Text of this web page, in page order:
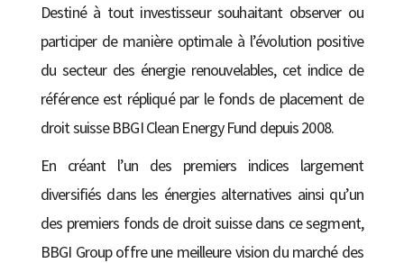
Destiné à tout investisseur souhaitant observer ou
participer de manière optimale à l’évolution positive
du secteur des énergie renouvelables, cet indice de
référence est répliqué par le fonds de placement de
droit suisse BBGI Clean Energy Fund depuis 2008.
En créant l’un des premiers indices largement
diversifiés dans les énergies alternatives ainsi qu’un
des premiers fonds de droit suisse dans ce segment,
BBGI Group offre une meilleure vision du marché des